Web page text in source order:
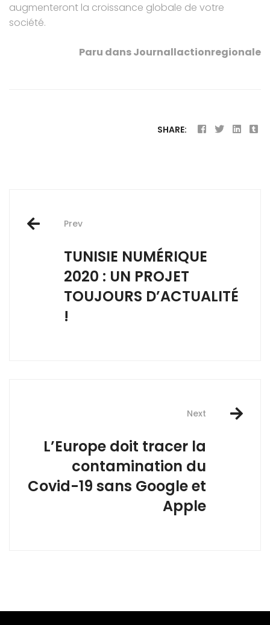
augmenteront la croissance globale de votre
société.
Paru dans Journallactionregionale
SHARE:
Post
navigation
Prev
TUNISIE NUMÉRIQUE
2020 : UN PROJET
TOUJOURS D’ACTUALITÉ
!
Next
L’Europe doit tracer la
contamination du
Covid-19 sans Google et
Apple